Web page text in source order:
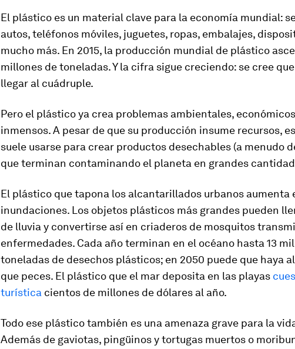
El plástico es un material clave para la economía mundial:
autos, teléfonos móviles, juguetes, ropas, embalajes,
mucho más. En 2015, la producción mundial de plástico
millones de toneladas. Y la cifra sigue creciendo: se cree
llegar al cuádruple.
Pero el plástico ya crea problemas ambientales,
inmensos. A pesar de que su producción insume recursos,
suele usarse para crear productos desechables (a menudo
que terminan contaminando el planeta en grandes
El plástico que tapona los alcantarillados urbanos aumenta
inundaciones. Los objetos plásticos más grandes pueden
de lluvia y convertirse así en criaderos de mosquitos
enfermedades. Cada año terminan en el océano hasta 13
toneladas de desechos plásticos; en 2050 puede que haya
que peces. El plástico que el mar deposita en las playas
turística cientos de millones de dólares al año.
Todo ese plástico también es una amenaza grave para la
Además de gaviotas, pingüinos y tortugas muertos o